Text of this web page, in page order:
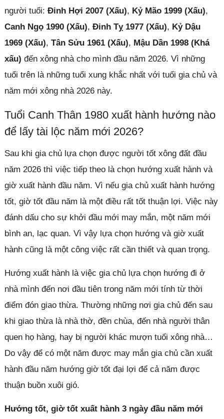
người tuổi: Đinh Hợi 2007 (Xấu), Kỷ Mão 1999 (Xấu),
Canh Ngọ 1990 (Xấu), Đinh Tỵ 1977 (Xấu), Kỷ Dậu
1969 (Xấu), Tân Sửu 1961 (Xấu), Mậu Dần 1998 (Khá
xấu) đến xông nhà cho mình đầu năm 2026. Vì những
tuổi trên là những tuổi xung khắc nhất với tuổi gia chủ và
năm mới xông nhà 2026 này.
Tuổi Canh Thân 1980 xuất hành hướng nào
để lấy tài lộc năm mới 2026?
Sau khi gia chủ lựa chọn được người tốt xông đất đầu
năm 2026 thì việc tiếp theo là chọn hướng xuất hành và
giờ xuất hành đầu năm. Vì nếu gia chủ xuất hành hướng
tốt, giờ tốt đầu năm là một điều rất tốt thuận lợi. Việc này
đánh dấu cho sự khởi đầu mới may mắn, một năm mới
bình an, lạc quan. Vì vậy lựa chọn hướng và giờ xuất
hành cũng là một công việc rất cần thiết và quan trọng.
Hướng xuất hành là việc gia chủ lựa chọn hướng đi ở
nhà mình đến nơi đầu tiên trong năm mới tính từ thời
điểm đón giao thừa. Thường những nơi gia chủ đến sau
khi giao thừa là nhà thờ, đền chùa, đến nhà người thân
quen họ hàng, hay bị người khác mượn tuổi xông nhà…
Do vậy để có một năm được may mắn gia chủ cần xuất
hành đầu năm hướng giờ tốt đại lợi để cả năm được
thuận buồn xuôi gió.
Hướng tốt, giờ tốt xuất hành 3 ngày đầu năm mới